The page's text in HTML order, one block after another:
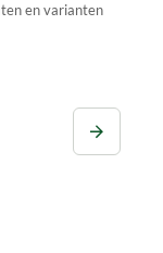
en varianten